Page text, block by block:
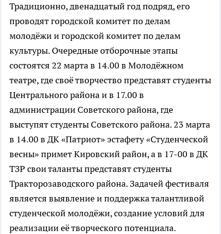
Традиционно, двенадцатый год подряд, его
проводят городской комитет по делам
молодёжи и городской комитет по делам
культуры. Очередные отборочные этапы
состоятся 22 марта в 14.00 в Молодёжном
театре, где своё творчество представят студенты
Центрального района и в 17.00 в
администрации Советского района, где
выступят студенты Советского района. 23 марта
в 14.00 в ДК «Патриот» эстафету «Студенческой
весны» примет Кировский район, а в 17-00 в ДК
ТЗР свои таланты представят студенты
Тракторозаводского района. Задачей фестиваля
является выявление и поддержка талантливой
студенческой молодёжи, создание условий для
реализации её творческого потенциала.